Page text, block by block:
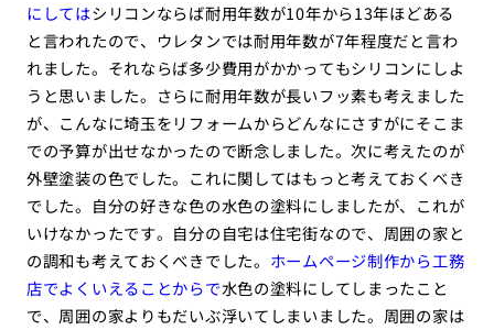
にしてはシリコンならば耐用年数が10年から13年ほどある
と言われたので、ウレタンでは耐用年数が7年程度だと言わ
れました。それならば多少費用がかかってもシリコンにしよ
うと思いました。さらに耐用年数が長いフッ素も考えました
が、こんなに埼玉をリフォームからどんなにさすがにそこま
での予算が出せなかったので断念しました。次に考えたのが
外壁塗装の色でした。これに関してはもっと考えておくべき
でした。自分の好きな色の水色の塗料にしましたが、これが
いけなかったです。自分の自宅は住宅街なので、周囲の家と
の調和も考えておくべきでした。 ホームページ制作から工務
店でよくいえることからで水色の塗料にしてしまったこと
で、周囲の家よりもだいぶ浮いてしまいました。周囲の家は